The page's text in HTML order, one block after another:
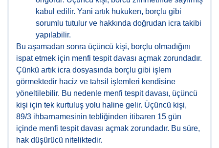
kabul edilir. Yani artık hukuken, borçlu gibi
sorumlu tutulur ve hakkında doğrudan icra takibi
yapılabilir.
Bu aşamadan sonra üçüncü kişi, borçlu olmadığını
ispat etmek için menfi tespit davası açmak zorundadır.
Çünkü artık icra dosyasında borçlu gibi işlem
görmektedir haciz ve tahsil işlemleri kendisine
yöneltilebilir. Bu nedenle menfi tespit davası, üçüncü
kişi için tek kurtuluş yolu haline gelir. Üçüncü kişi,
89/3 ihbarnamesinin tebliğinden itibaren 15 gün
içinde menfi tespit davası açmak zorundadır. Bu süre,
hak düşürücü niteliktedir.